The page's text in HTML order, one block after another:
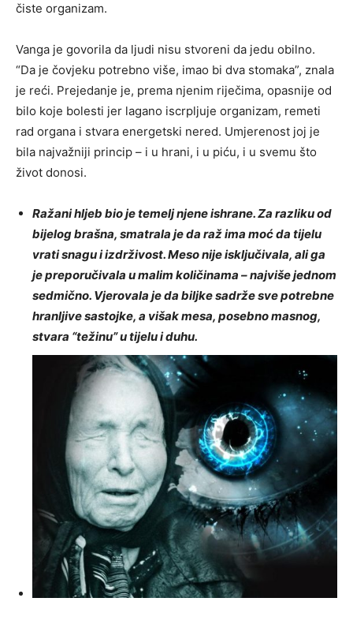
čiste organizam.
Vanga je govorila da ljudi nisu stvoreni da jedu obilno.
“Da je čovjeku potrebno više, imao bi dva stomaka”, znala
je reći. Prejedanje je, prema njenim riječima, opasnije od
bilo koje bolesti jer lagano iscrpljuje organizam, remeti
rad organa i stvara energetski nered. Umjerenost joj je
bila najvažniji princip – i u hrani, i u piću, i u svemu što
život donosi.
Ražani hljeb bio je temelj njene ishrane. Za razliku od
bijelog brašna, smatrala je da raž ima moć da tijelu
vrati snagu i izdrživost. Meso nije isključivala, ali ga
je preporučivala u malim količinama – najviše jednom
sedmično. Vjerovala je da biljke sadrže sve potrebne
hranljive sastojke, a višak mesa, posebno masnog,
stvara “težinu” u tijelu i duhu.